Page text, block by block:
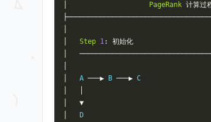
PageRank 计算过
Step 1: 初始化
   A
───▶ B ───▶
▼